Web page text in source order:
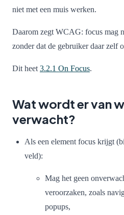
niet met een muis werken.
Daarom zegt WCAG: focus mag
zonder dat de gebruiker daar zelf
Dit heet 3.2.1 On Focus.
Wat wordt er van
verwacht?
Als een element focus krijgt
veld):
Mag het geen
veroorzaken, zoals
popups,